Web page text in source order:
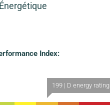
Index:
199 | D energy rating